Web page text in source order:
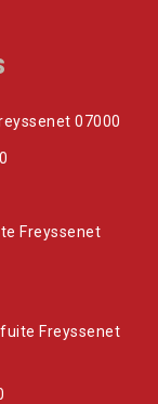
07000
Freyssenet
Freyssenet